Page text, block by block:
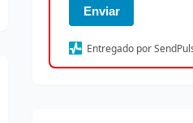
Enviar
Entregado por